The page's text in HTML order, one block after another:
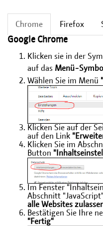
Chrome Firefox
Google Chrome
Klicken sie in der
auf das Menü-Symbol
Wählen Sie im Menü
Klicken Sie auf der
auf den Link
Klicken Sie im
Button
Im Fenster
Abschnitt "JavaScript"
alle Websites
Bestätigen Sie Ihre
"Fertig"